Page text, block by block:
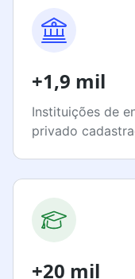
+1,9 mil
Instituições de
privado
+20 mil